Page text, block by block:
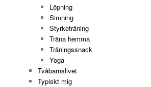
Löpning
Simning
Styrketräning
Träna hemma
Träningssnack
Yoga
Tvåbarnslivet
Typiskt mig